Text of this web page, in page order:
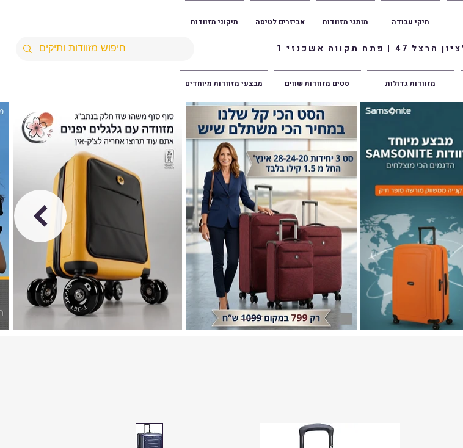
תיקוני מזוודות אביזרים לטיסה מותגי מזוודות תיקי עבודה
מבצעי מזוודות מיוחדים סטים מזוודות שווים מזוודות גדולות